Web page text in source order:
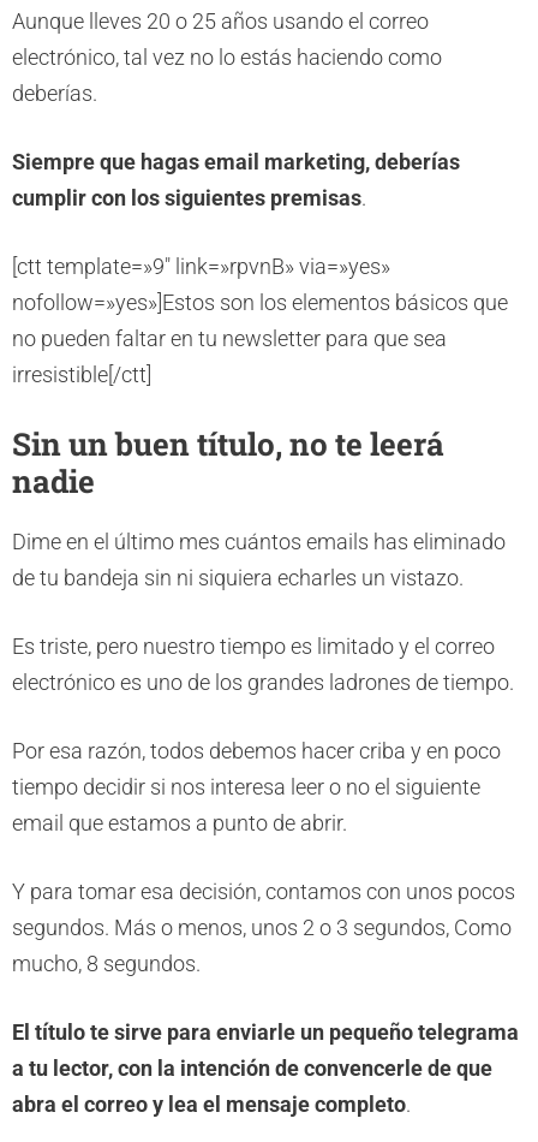
Aunque lleves 20 o 25 años usando el correo
electrónico, tal vez no lo estás haciendo como
deberías.
Siempre que hagas email marketing, deberías
cumplir con los siguientes premisas.
[ctt template=»9″ link=»rpvnB» via=»yes»
nofollow=»yes»]Estos son los elementos básicos que
no pueden faltar en tu newsletter para que sea
irresistible[/ctt]
Sin un buen título, no te leerá
nadie
Dime en el último mes cuántos emails has eliminado
de tu bandeja sin ni siquiera echarles un vistazo.
Es triste, pero nuestro tiempo es limitado y el correo
electrónico es uno de los grandes ladrones de tiempo.
Por esa razón, todos debemos hacer criba y en poco
tiempo decidir si nos interesa leer o no el siguiente
email que estamos a punto de abrir.
Y para tomar esa decisión, contamos con unos pocos
segundos. Más o menos, unos 2 o 3 segundos, Como
mucho, 8 segundos.
El título te sirve para enviarle un pequeño telegrama
a tu lector, con la intención de convencerle de que
abra el correo y lea el mensaje completo.